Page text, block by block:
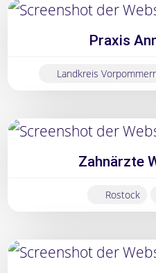
Praxis
Landkreis
Zahnärzte
Rostock